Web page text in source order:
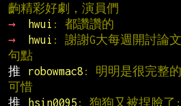
齣精彩好劇，演員們
→
hwui : 都讚讚的
→
hwui : 謝謝G大每週開討論
句點
推
robowmac8 : 明明是很完整
可惜
推
hsin0095 : 狗狗又被捏臉了